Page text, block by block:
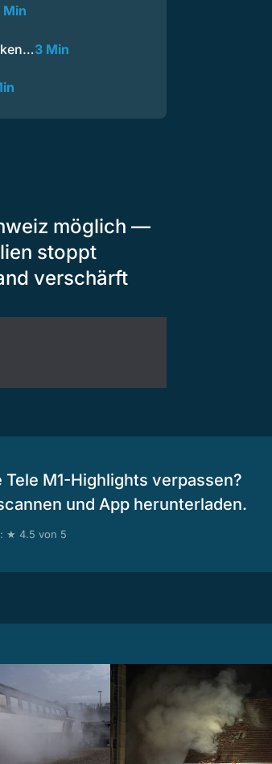
Min
3 Min
möglich —
stoppt
verschärft
Tele M1-Highlights verpassen?
und App herunterladen.
★ 4.5 von 5